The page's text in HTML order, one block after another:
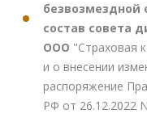
безвозмездной
состав совета
ООО "Страховая
и о внесении
распоряжение
РФ от 26.12.2022